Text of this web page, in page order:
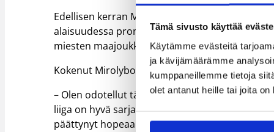
Tämä sivusto käyttää
Käytämme evästeitä
ja kävijämäärämme
kumppaneillemme tietoja
olet antanut heille tai joita
Edellisen kerran Mirolybov valmensi Suomessa
alaisuudessa pronssia kauden 2014-15
miesten maajoukkuetta EM-kotikisoissa.
Kokenut Mirolybov odottaa innoissaan uutta
– Olen odotellut tämänkaltaista haastetta
liiga on hyvä sarja. Uudella työnantajalla
päättynyt hopeaan. Organisaatiolla on kova